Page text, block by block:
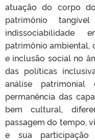
atuação do corpo
patrimônio
patrimônio ambiental,
e inclusão social no
das políticas
análise patrimonial
permanência das
bem cultural,
passagem do tempo,
e sua participação